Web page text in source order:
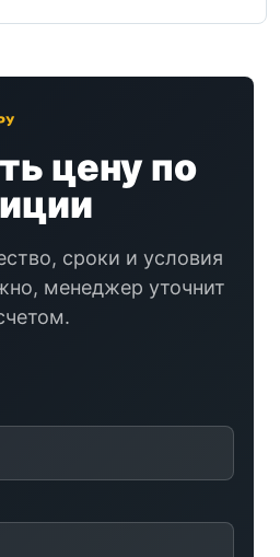
цену по
сроки и условия
менеджер уточнит